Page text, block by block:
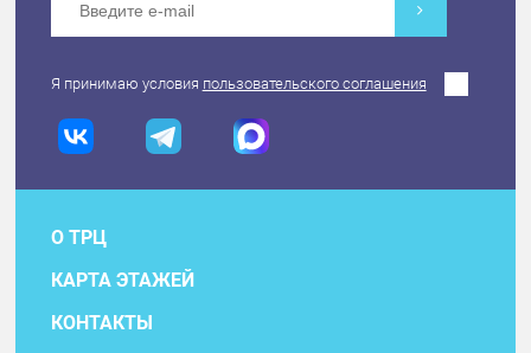
Я принимаю условия пользовательского соглашения
О ТРЦ
КАРТА ЭТАЖЕЙ
КОНТАКТЫ